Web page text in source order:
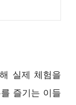
실제 체험을
즐기는 이들